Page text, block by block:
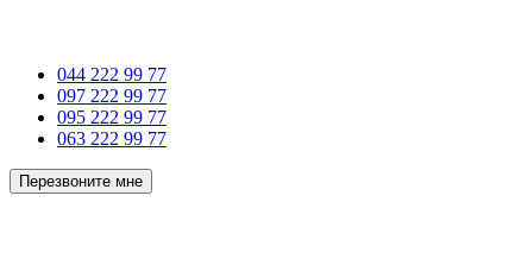
044 222 99 77
097 222 99 77
095 222 99 77
063 222 99 77
Перезвоните мне